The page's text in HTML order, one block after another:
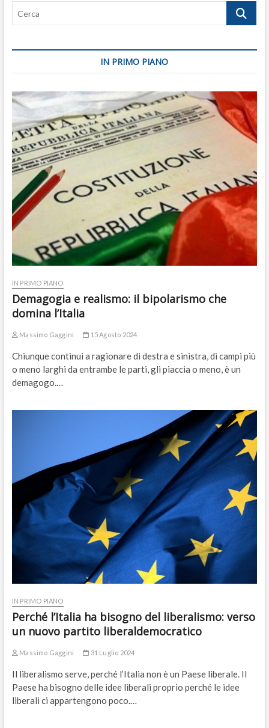
Cerca
IN PRIMO PIANO
IN PRIMO PIANO
Demagogia e realismo: il bipolarismo che
domina l’Italia
Massimo Gaggini 15 Agosto 2024
Chiunque continui a ragionare di destra e sinistra, di campi più
o meno larghi da entrambe le parti, gli piaccia o meno, è un
demagogo.…
IN PRIMO PIANO
Perché l’Italia ha bisogno del liberalismo: verso
un nuovo partito liberaldemocratico
Massimo Gaggini 31 Luglio 2024
Il liberalismo serve, perché l’Italia non è un Paese liberale. Il
Paese ha bisogno delle idee liberali proprio perché le idee
liberali ci appartengono poco.…